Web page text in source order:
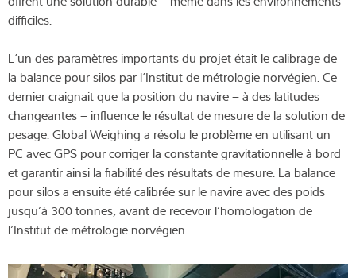
difficiles.
L’un des paramètres importants du projet était le calibrage de
la balance pour silos par l’Institut de métrologie norvégien. Ce
dernier craignait que la position du navire – à des latitudes
changeantes – influence le résultat de mesure de la solution de
pesage. Global Weighing a résolu le problème en utilisant un
PC avec GPS pour corriger la constante gravitationnelle à bord
et garantir ainsi la fiabilité des résultats de mesure. La balance
pour silos a ensuite été calibrée sur le navire avec des poids
jusqu’à 300 tonnes, avant de recevoir l’homologation de
l’Institut de métrologie norvégien.